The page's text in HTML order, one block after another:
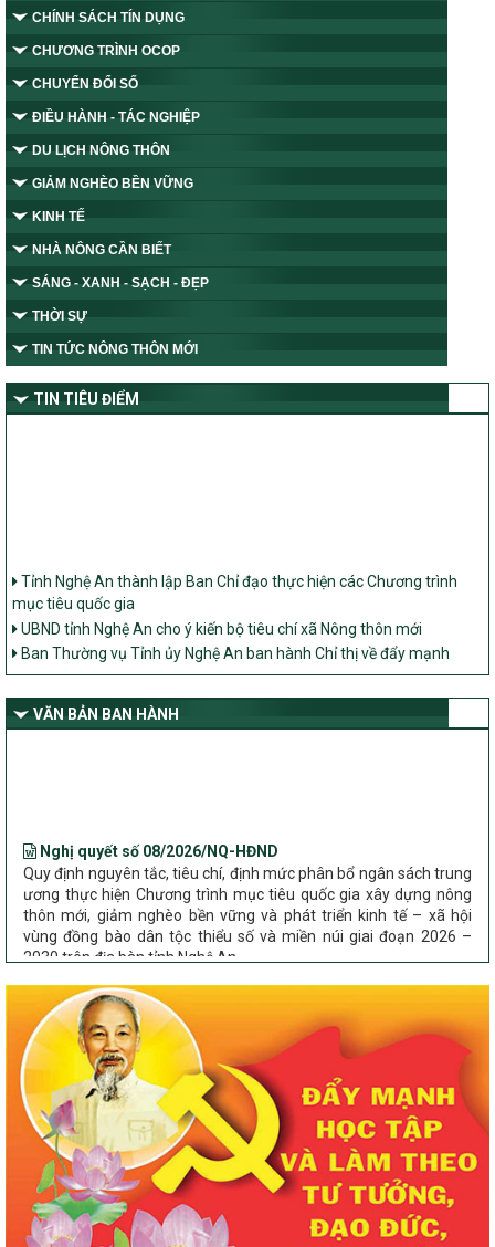
CHÍNH SÁCH TÍN DỤNG
CHƯƠNG TRÌNH OCOP
CHUYỂN ĐỔI SỐ
ĐIỀU HÀNH - TÁC NGHIỆP
DU LỊCH NÔNG THÔN
GIẢM NGHÈO BỀN VỮNG
KINH TẾ
NHÀ NÔNG CẦN BIẾT
SÁNG - XANH - SẠCH - ĐẸP
THỜI SỰ
TIN TỨC NÔNG THÔN MỚI
TIN TIÊU ĐIỂM
Tỉnh Nghệ An thành lập Ban Chỉ đạo thực hiện các Chương trình
mục tiêu quốc gia
UBND tỉnh Nghệ An cho ý kiến bộ tiêu chí xã Nông thôn mới
Ban Thường vụ Tỉnh ủy Nghệ An ban hành Chỉ thị về đẩy mạnh
thực hiện Chương trình mục tiêu quốc gia xây dựng nông thôn mới,
dân tộc thiểu số và miền núi giai đoạn 2026 – 2030 trên địa bàn tỉnh
Nghệ An
VĂN BẢN BAN HÀNH
Quy định nguyên tắc, tiêu chí, định mức phân bổ ngân sách trung
ương thực hiện Chương trình mục tiêu quốc gia xây dựng nông
thôn mới, giảm nghèo bền vững và phát triển kinh tế – xã hội
vùng đồng bào dân tộc thiểu số và miền núi giai đoạn 2026 –
2030 trên địa bàn tỉnh Nghệ An
về đẩy mạnh thực hiện Chương trình mục tiêu quốc gia xây dựng
nông thôn mới, giảm nghèo bền vững và phát triển kinh tế – xã
hội vùng đồng bào dân tộc thiểu số và miền núi giai đoạn 2026 –
2030 trên địa bàn tỉnh Nghệ An
Quyết định số 2490/QĐ-UBND
Về việc thành lập Ban Chỉ đạo Chương trình mục tiều quốc gia xây
dựng nông thôn mới, giảm nghèo bền vững và phát triển kinh tế –
xã hội vùng đồng bào dân tộc thiểu số và miền núi giai đoạn 2026
-2030 tỉnh Nghệ An
Thông tư Số 23/2026/TT-BNNMT
Thông tư Hướng dẫn thực hiện một số nội dung Chương trình